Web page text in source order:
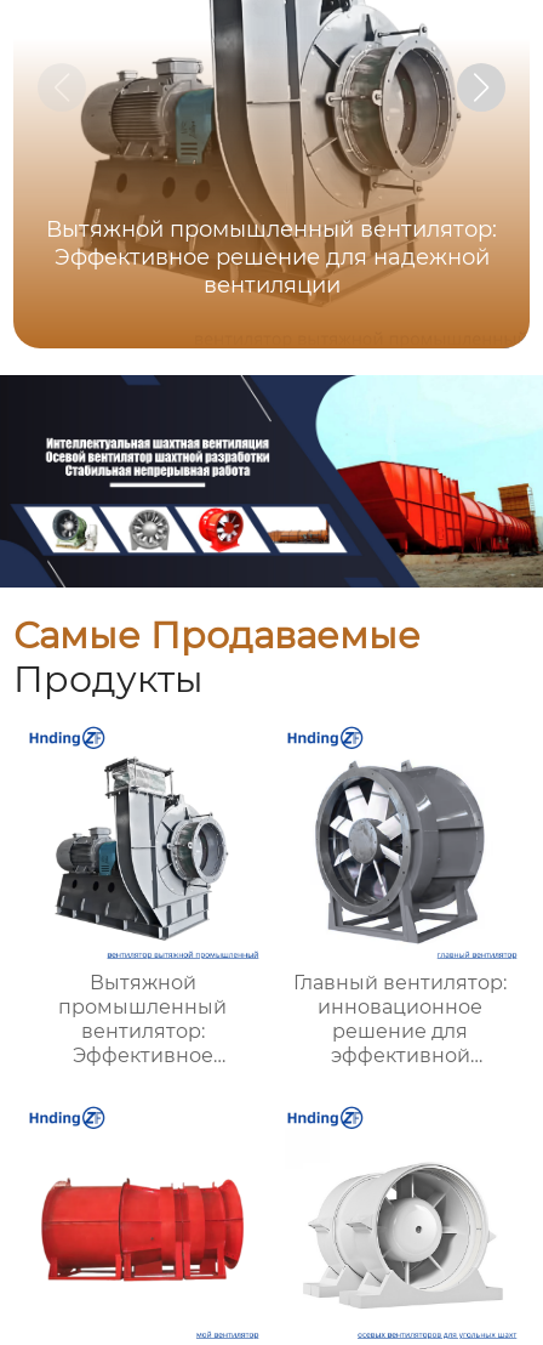
Вытяжной промышленный вентилятор:
Эффективное решение для надежной
вентиляции
Самые Продаваемые
Продукты
Вытяжной
промышленный
вентилятор:
Эффективное
надежной вентиляции
Главный вентилятор:
инновационное
решение для
эффективной
оптимизации работы